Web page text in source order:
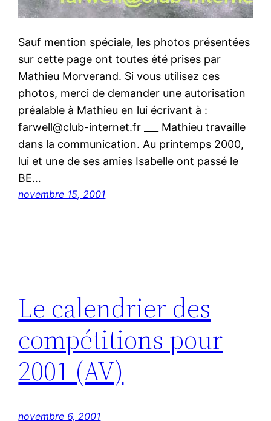
Sauf mention spéciale, les photos présentées
sur cette page ont toutes été prises par
Mathieu Morverand. Si vous utilisez ces
photos, merci de demander une autorisation
préalable à Mathieu en lui écrivant à :
farwell@club-internet.fr ___ Mathieu travaille
dans la communication. Au printemps 2000,
lui et une de ses amies Isabelle ont passé le
BE…
novembre 15, 2001
Le calendrier des
compétitions pour
2001 (AV)
novembre 6, 2001